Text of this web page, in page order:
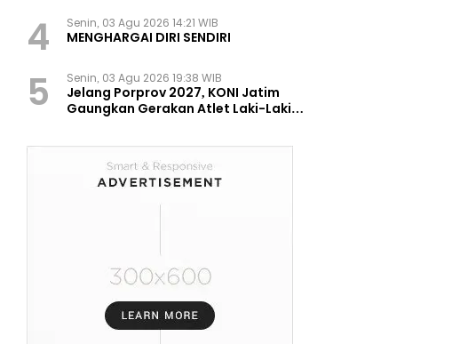
4 Senin, 03 Agu 2026 14:21 WIB
MENGHARGAI DIRI SENDIRI
5 Senin, 03 Agu 2026 19:38 WIB
Jelang Porprov 2027, KONI Jatim
Gaungkan Gerakan Atlet Laki-Laki